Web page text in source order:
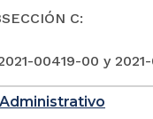
C:
00419-00 y